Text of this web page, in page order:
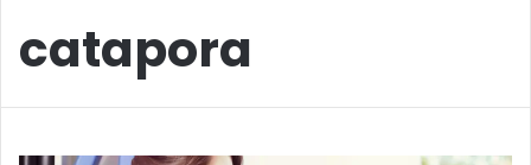
catapora